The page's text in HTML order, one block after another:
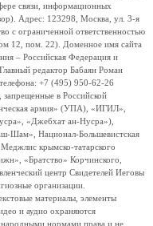
связи, информационных
Адрес: 123298, Москва, ул. 3-я
с ограниченной ответственностью
12, пом. 22). Доменное имя сайта
– Российская Федерация и
редактор Бабаян Роман
+7 (495) 950-62-26
запрещенные в Российской
армия» (УПА), «ИГИЛ»,
«Джебхат ан-Нусра»),
Шам», Национал-Большевистская
крымско-татарского
«Братство» Корчинского,
центр Свидетелей Иеговы
организации.
материалы, элементы
и аудио охраняются
нормами права и не